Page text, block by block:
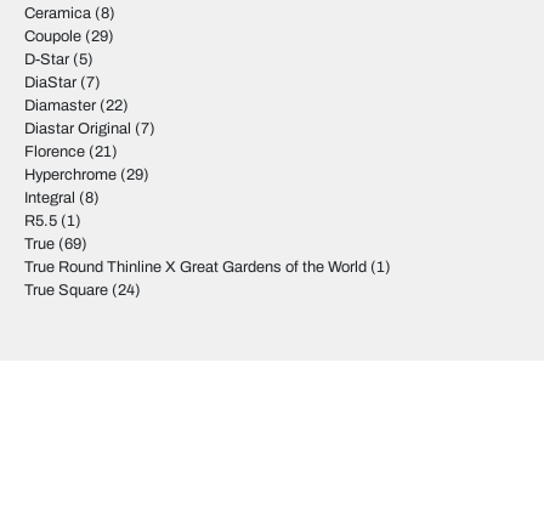
Ceramica (8)
Coupole (29)
D-Star (5)
DiaStar (7)
Diamaster (22)
Diastar Original (7)
Florence (21)
Hyperchrome (29)
Integral (8)
R5.5 (1)
True (69)
True Round Thinline X Great Gardens of the World (1)
True Square (24)